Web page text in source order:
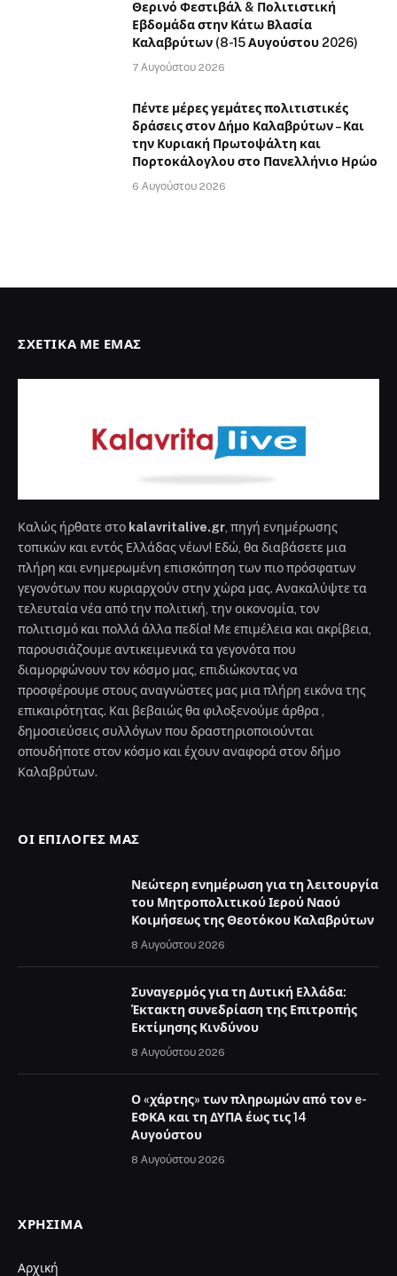
Θερινό Φεστιβάλ & Πολιτιστική
Εβδομάδα στην Κάτω Βλασία
Καλαβρύτων (8-15 Αυγούστου 2026)
7 Αυγούστου 2026
Πέντε μέρες γεμάτες πολιτιστικές
δράσεις στον Δήμο Καλαβρύτων – Και
την Κυριακή Πρωτοψάλτη και
Πορτοκάλογλου στο Πανελλήνιο Ηρώο
6 Αυγούστου 2026
ΣΧΕΤΙΚΆ ΜΕ ΕΜΆΣ
Καλώς ήρθατε στο kalavritalive.gr , πηγή ενημέρωσης
τοπικών και εντός Ελλάδας νέων! Εδώ, θα διαβάσετε μια
πλήρη και ενημερωμένη επισκόπηση των πιο πρόσφατων
γεγονότων που κυριαρχούν στην χώρα μας. Ανακαλύψτε τα
τελευταία νέα από την πολιτική, την οικονομία, τον
πολιτισμό και πολλά άλλα πεδία! Με επιμέλεια και ακρίβεια,
παρουσιάζουμε αντικειμενικά τα γεγονότα που
διαμορφώνουν τον κόσμο μας, επιδιώκοντας να
προσφέρουμε στους αναγνώστες μας μια πλήρη εικόνα της
επικαιρότητας. Και βεβαιώς θα φιλοξενούμε άρθρα ,
δημοσιεύσεις συλλόγων που δραστηριοποιούνται
οπουδήποτε στον κόσμο και έχουν αναφορά στον δήμο
Καλαβρύτων.
ΟΙ ΕΠΙΛΟΓΈΣ ΜΑΣ
Νεώτερη ενημέρωση για τη λειτουργία
του Μητροπολιτικού Ιερού Ναού
Κοιμήσεως της Θεοτόκου Καλαβρύτων
8 Αυγούστου 2026
Συναγερμός για τη Δυτική Ελλάδα:
Έκτακτη συνεδρίαση της Επιτροπής
Εκτίμησης Κινδύνου
8 Αυγούστου 2026
Ο «χάρτης» των πληρωμών από τον e-
ΕΦΚΑ και τη ΔΥΠΑ έως τις 14
Αυγούστου
8 Αυγούστου 2026
ΧΡΉΣΙΜΑ
Αρχική